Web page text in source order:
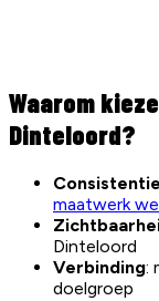
Waarom
Dinteloord?
Consistentie
maatwerk
Dinteloord
Verbinding:
doelgroep